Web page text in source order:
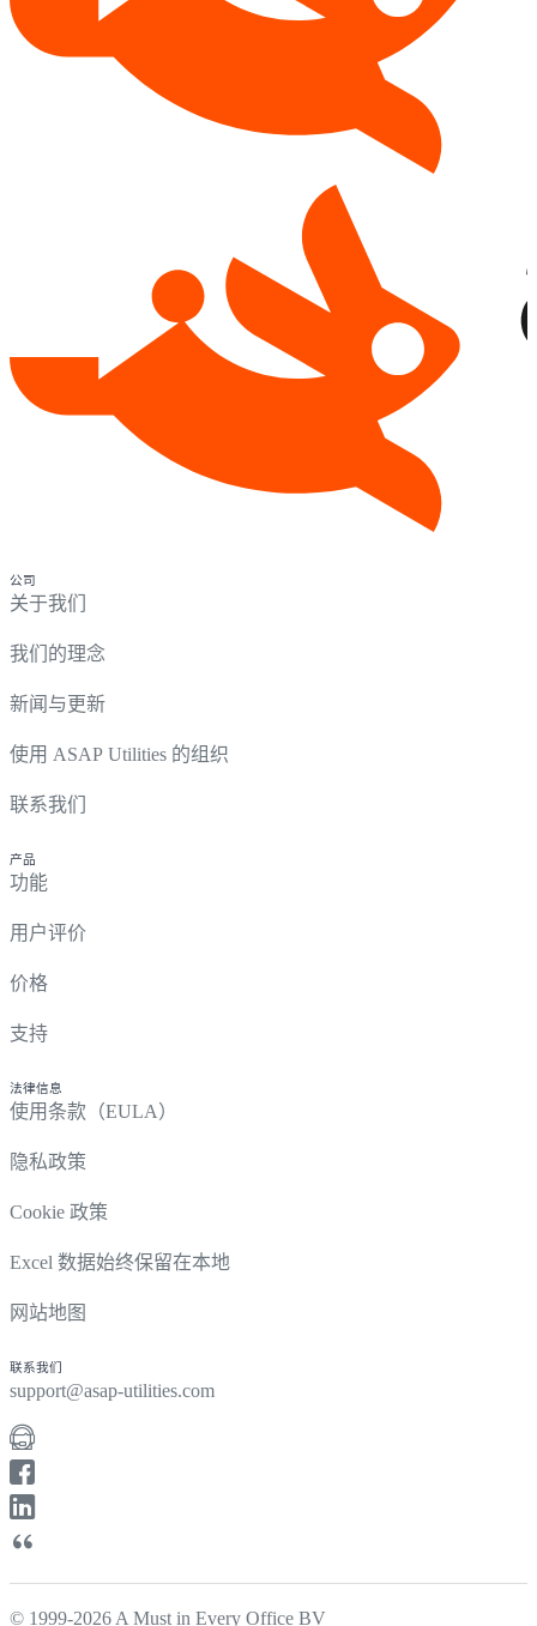
公司
关于我们
我们的理念
新闻与更新
使用 ASAP Utilities 的组织
联系我们
产品
功能
用户评价
价格
支持
法律信息
使用条款（EULA）
隐私政策
Cookie 政策
Excel 数据始终保留在本地
网站地图
联系我们
support@asap-utilities.com
© 1999-2026 A Must in Every Office BV